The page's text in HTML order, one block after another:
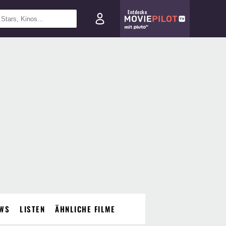
Entdecke
LISTEN ÄHNLICHE FILME